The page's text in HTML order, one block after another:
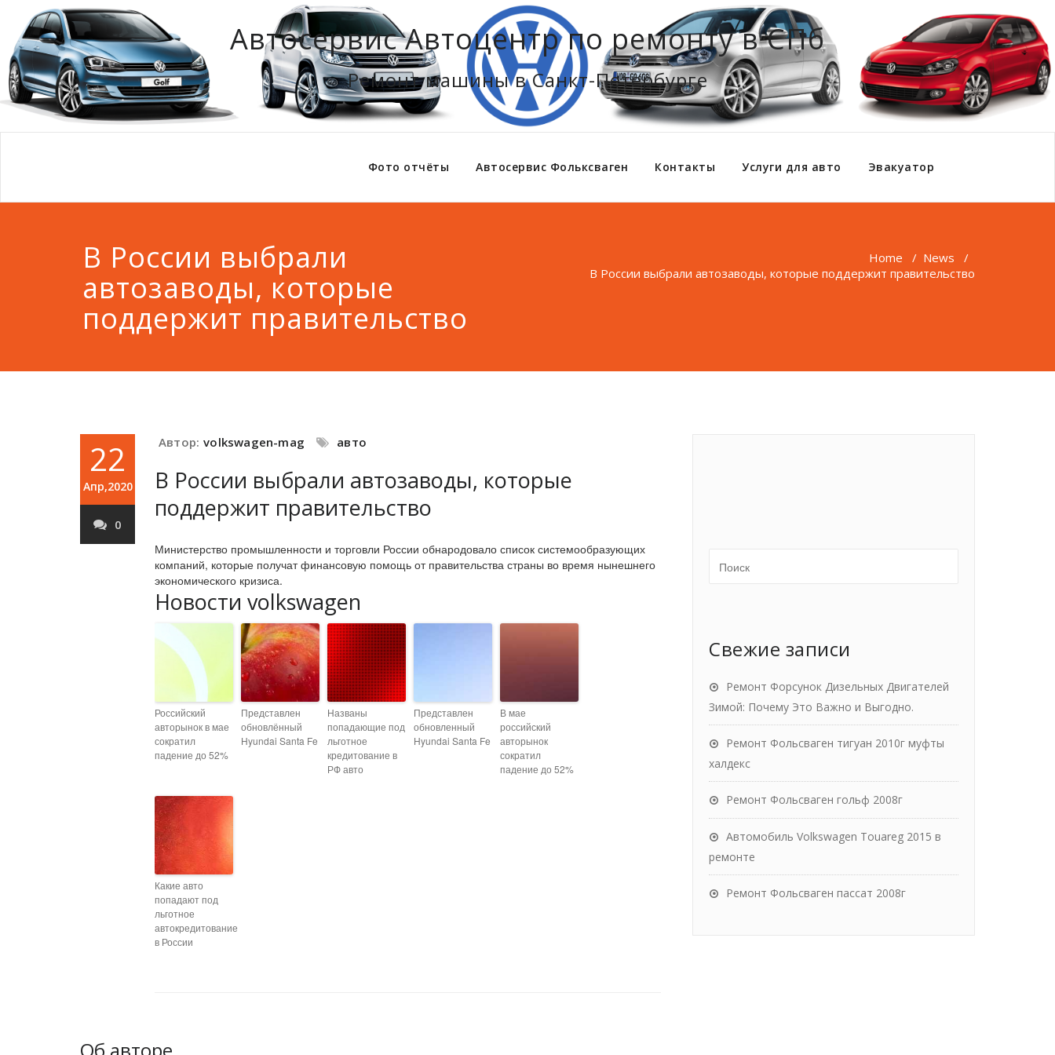
Автосервис Автоцентр по ремонту в СПб
Ремонт машины в Санкт-Петербурге
Фото отчёты Автосервис Фольксваген Контакты Услуги для авто Эвакуатор
В России выбрали
автозаводы, которые
поддержит правительство
Home / News /
В России выбрали автозаводы, которые поддержит правительство
22
Апр,2020
0
Автор: volkswagen-mag авто
В России выбрали автозаводы, которые
поддержит правительство
Министерство промышленности и торговли России обнародовало список системообразующих
компаний, которые получат финансовую помощь от правительства страны во время нынешнего
экономического кризиса.
Новости volkswagen
Российский
авторынок в мае
сократил
падение до 52%
Представлен
обновлённый
Hyundai Santa Fe
Названы
попадающие под
льготное
кредитование в
РФ авто
Представлен
обновленный
Hyundai Santa Fe
В мае
российский
авторынок
сократил
падение до 52%
Какие авто
попадают под
льготное
автокредитование
в России
Свежие записи
Ремонт Форсунок Дизельных Двигателей
Зимой: Почему Это Важно и Выгодно.
Ремонт Фольсваген тигуан 2010г муфты
халдекс
Ремонт Фольсваген гольф 2008г
Автомобиль Volkswagen Touareg 2015 в
ремонте
Ремонт Фольсваген пассат 2008г